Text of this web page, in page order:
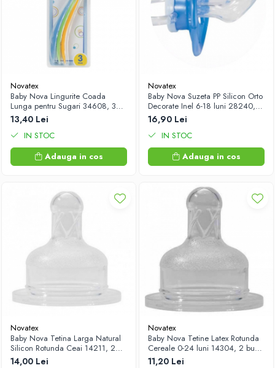
Novatex
Baby Nova Lingurite Coada
Lunga pentru Sugari 34608, 3
buc Zephyr Labs
13,40 Lei
IN STOC
Adauga in cos
Novatex
Baby Nova Suzeta PP Silicon Orto
Decorate Inel 6-18 luni 28240, 2
buc Zephyr Labs
16,90 Lei
IN STOC
Adauga in cos
Novatex
Baby Nova Tetina Larga Natural
Silicon Rotunda Ceai 14211, 2
buc Zephyr Labs
14,00 Lei
Novatex
Baby Nova Tetine Latex Rotunda
Cereale 0-24 luni 14304, 2 buc
Zephyr Labs
11,20 Lei